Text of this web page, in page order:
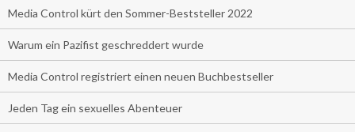
Media Control kürt den Sommer-Beststeller 2022
Warum ein Pazifist geschreddert wurde
Media Control registriert einen neuen Buchbestseller
Jeden Tag ein sexuelles Abenteuer